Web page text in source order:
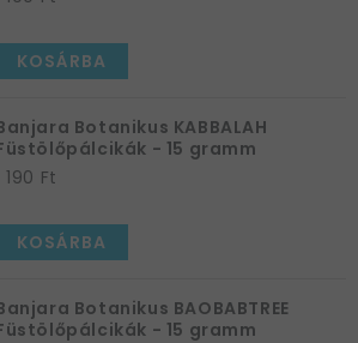
KOSÁRBA
Botanikus KABBALAH
- 15 gramm
190 Ft
KOSÁRBA
Botanikus BAOBABTREE
- 15 gramm